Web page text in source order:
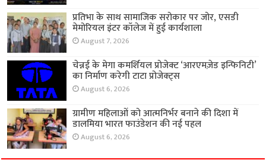
प्रतिभा के साथ सामाजिक सरोकार पर जोर, एसडी
मेमोरियल इंटर कॉलेज में हुई कार्यशाला
August 7, 2026
चेन्नई के मेगा कमर्शियल प्रोजेक्ट ‘आरएमज़ेड इन्फिनिटी’
का निर्माण करेगी टाटा प्रोजेक्ट्स
August 6, 2026
ग्रामीण महिलाओं को आत्मनिर्भर बनाने की दिशा में
डालमिया भारत फाउंडेशन की नई पहल
August 6, 2026